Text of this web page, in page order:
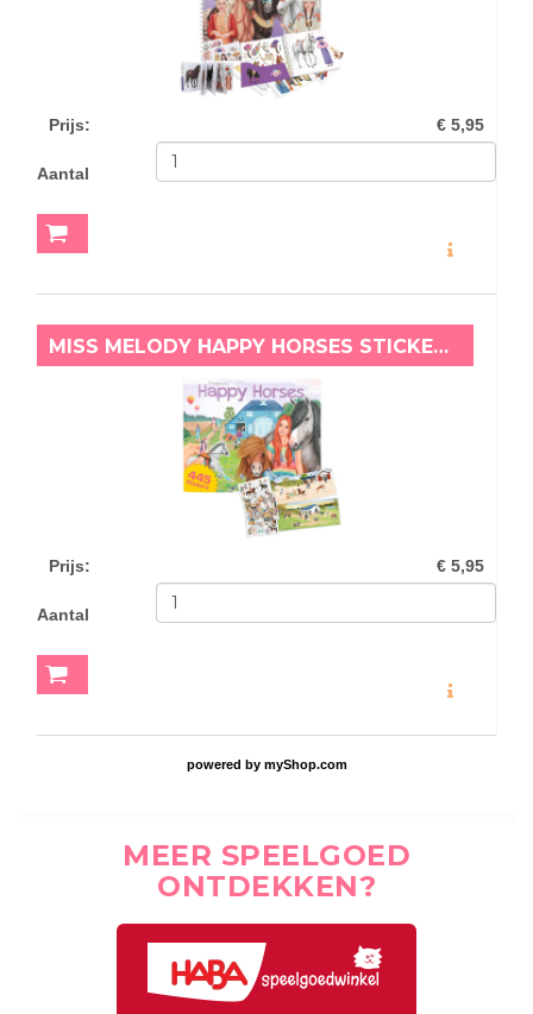
Prijs: € 5,95
Aantal
MISS MELODY HAPPY HORSES STICKERBOEK
Prijs: € 5,95
Aantal
powered by myShop.com
MEER SPEELGOED
ONTDEKKEN?